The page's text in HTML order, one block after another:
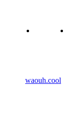
Forum
Agenda
waouh.cool